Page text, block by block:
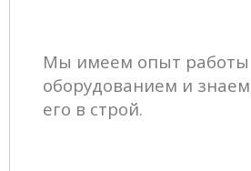
Мы имеем опыт работы
оборудованием и
его в строй.